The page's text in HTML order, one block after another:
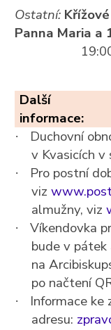
Ostatní:
Panna Maria a
Další
informace:
·
Duchovní
v Kvasicích v
·
Pro postní
viz
almužny, viz
·
Víkendovka
bude v
na
po načtení
·
Informace
adresu: